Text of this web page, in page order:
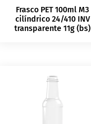
Frasco PET 100ml M3
cilíndrico 24/410 INV
transparente 11g (bs)